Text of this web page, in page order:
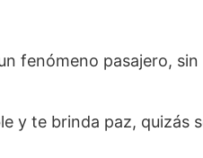
fenómeno pasajero,
y te brinda paz,